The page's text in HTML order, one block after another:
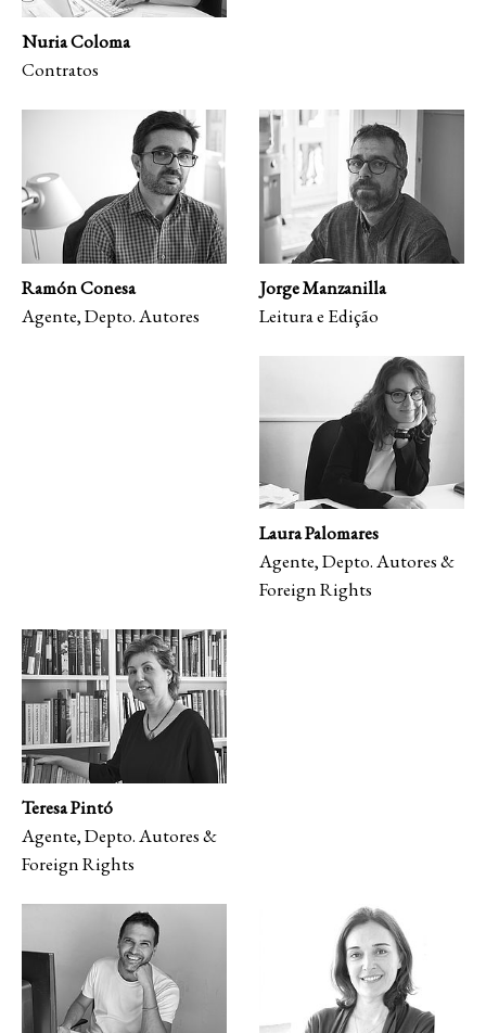
Nuria Coloma
Contratos
Ramón Conesa
Agente, Depto. Autores
Jorge Manzanilla
Leitura e Edição
Laura Palomares
Agente, Depto. Autores &
Foreign Rights
Teresa Pintó
Agente, Depto. Autores &
Foreign Rights